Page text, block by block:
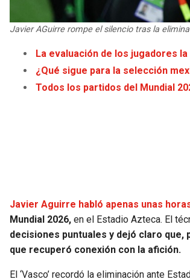
Javier AGuirre rompe el silencio tras la
La evaluación de los jugadores
¿Qué sigue para la selección
Todos los partidos del Mundial
Javier Aguirre habló apenas unas
Mundial 2026, en el Estadio Azteca. El
decisiones puntuales y dejó claro
que recuperó conexión con la afición.
El ‘Vasco’ recordó la eliminación ante